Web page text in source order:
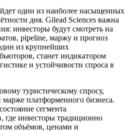
один из наиболее насыщенных
дня. Gilead Sciences важна
инвесторы будут смотреть на
pipeline, маржу и прогноз
из крупнейших
станет индикатором
и устойчивости спроса в
туристическому спросу,
платформенного бизнеса.
сегмента
где инвесторы традиционно
объёмов, ценами и